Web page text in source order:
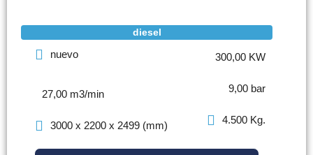
diesel
nuevo 300,00 KW
27,00 m3/min 9,00 bar
3000 x 2200 x 2499 (mm) 4.500 Kg.